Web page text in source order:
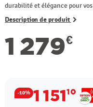
durabilité et élégance pour
Description de produit
1 279€
-10% 1 15110